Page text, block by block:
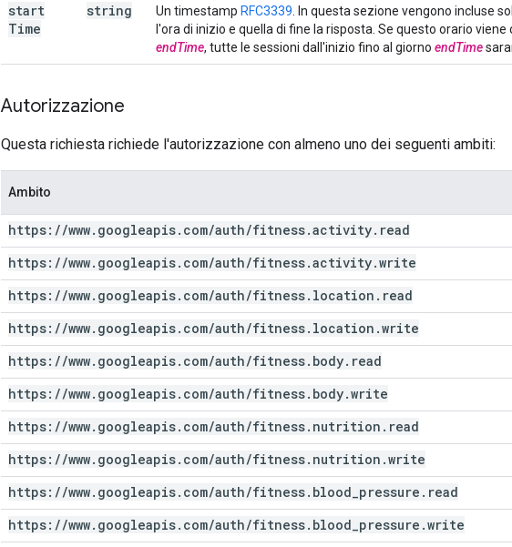
start
Time
string Un timestamp RFC3339 . In questa sezione vengono incluse
l'ora di inizio e quella di fine la risposta. Se questo orario
endTime, tutte le sessioni dall'inizio fino al giorno endTime
Autorizzazione
Questa richiesta richiede l'autorizzazione con almeno uno dei seguenti ambiti:
Ambito
https: //www. googleapis. com/auth/fitness.activity. read
https: //www. googleapis. com/auth/fitness.activity.write
https: //www. googleapis. com/auth/fitness. location . read
https: //www. googleapis. com/auth/fitness. location .write
https: //www. googleapis. com/auth/fitness. body. read
https: //www. googleapis. com/auth/fitness. body.write
https: //www. googleapis. com/auth/fitness. nutrition . read
https: //www. googleapis. com/auth/fitness. nutrition .write
https: //www. googleapis. com/auth/fitness. blood pressure . read
https: //www. googleapis. com/auth/fitness. blood pressure .write